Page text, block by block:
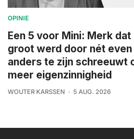
OPINIE
Een 5 voor Mini: Merk dat
groot werd door nét even
anders te zijn schreeuwt
meer eigenzinnigheid
WOUTER KARSSEN 5 AUG. 2026